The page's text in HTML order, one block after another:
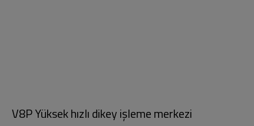
V8P Yüksek hızlı dikey işleme merkezi